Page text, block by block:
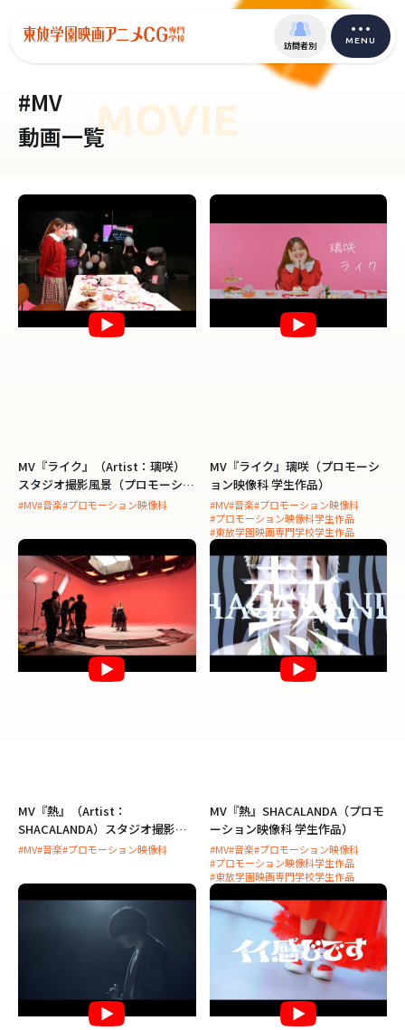
訪問者別 MENU
#MV
動画一覧MOVIE
MV『ライク』（Artist：璃咲）
スタジオ撮影風景（プロモーショ
ン映像科）
#MV#音楽#プロモーション映像科
MV『ライク』璃咲（プロモーシ
ョン映像科 学生作品）
#MV#音楽#プロモーション映像科
#プロモーション映像科学生作品
#東放学園映画専門学校学生作品
MV『熱』（Artist：
SHACALANDA）スタジオ撮影風
景（プロモーション映像科）
#MV#音楽#プロモーション映像科
MV『熱』SHACALANDA（プロモ
ーション映像科 学生作品）
#MV#音楽#プロモーション映像科
#プロモーション映像科学生作品
#東放学園映画専門学校学生作品